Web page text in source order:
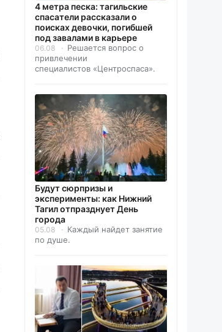
4 метра песка: тагильские
спасатели рассказали о
поисках девочки, погибшей
под завалами в карьере
06.08
Решается вопрос о
привлечении
специалистов «Центроспаса».
Будут сюрпризы и
эксперименты: как Нижний
Тагил отпразднует День
города
05.08
Каждый найдет занятие
по душе.